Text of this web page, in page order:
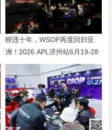
暌违十年，WSOP再度回归亚
洲！2026 APL济州站6月19-28
日盛大登场！